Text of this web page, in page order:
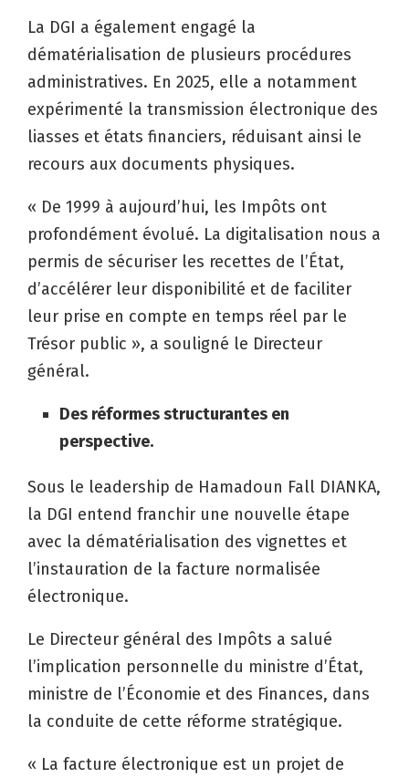
La DGI a également engagé la
dématérialisation de plusieurs procédures
administratives. En 2025, elle a notamment
expérimenté la transmission électronique des
liasses et états financiers, réduisant ainsi le
recours aux documents physiques.
« De 1999 à aujourd’hui, les Impôts ont
profondément évolué. La digitalisation nous a
permis de sécuriser les recettes de l’État,
d’accélérer leur disponibilité et de faciliter
leur prise en compte en temps réel par le
Trésor public », a souligné le Directeur
général.
Des réformes structurantes en
perspective.
Sous le leadership de Hamadoun Fall DIANKA,
la DGI entend franchir une nouvelle étape
avec la dématérialisation des vignettes et
l’instauration de la facture normalisée
électronique.
Le Directeur général des Impôts a salué
l’implication personnelle du ministre d’État,
ministre de l’Économie et des Finances, dans
la conduite de cette réforme stratégique.
« La facture électronique est un projet de